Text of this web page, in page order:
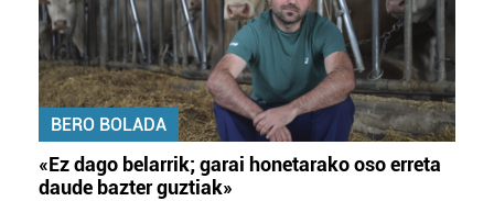
BERO BOLADA
«Ez dago belarrik; garai honetarako oso erreta
daude bazter guztiak»